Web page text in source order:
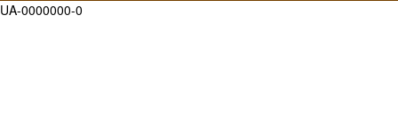
UA-0000000-0